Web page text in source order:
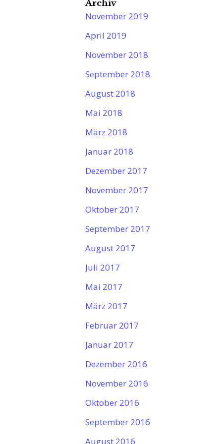
Archiv
November 2019
April 2019
November 2018
September 2018
August 2018
Mai 2018
März 2018
Januar 2018
Dezember 2017
November 2017
Oktober 2017
September 2017
August 2017
Juli 2017
Mai 2017
März 2017
Februar 2017
Januar 2017
Dezember 2016
November 2016
Oktober 2016
September 2016
August 2016